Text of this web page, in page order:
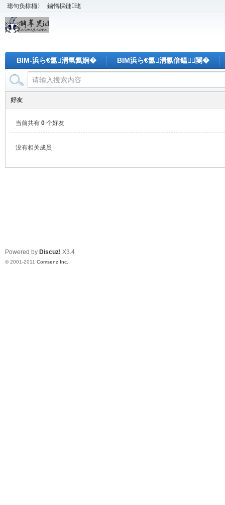
璁句负棣栭〉 鏀惰棌鏈珯
BIM-浜ら€氳涓氫氦娴� BIM浜ら€氳涓氱偣鎾闄�
好友
当前共有 0 个好友
没有相关成员
Powered by Discuz! X3.4
© 2001-2011 Comsenz Inc.